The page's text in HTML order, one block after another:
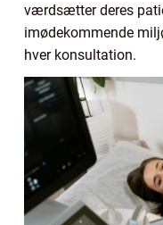
værdsætter deres
imødekommende
hver konsultation.